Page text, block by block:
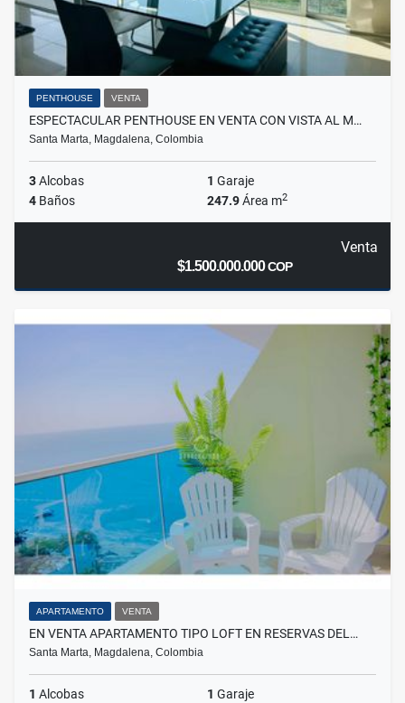
PENTHOUSE VENTA
ESPECTACULAR PENTHOUSE EN VENTA CON VISTA AL M…
Santa Marta, Magdalena, Colombia
3Alcobas 1 Garaje
4 Baños 247.9Área m2
Venta
$1.500.000.000COP
APARTAMENTO VENTA
EN VENTA APARTAMENTO TIPO LOFT EN RESERVAS DEL…
Santa Marta, Magdalena, Colombia
1 Alcobas 1 Garaje